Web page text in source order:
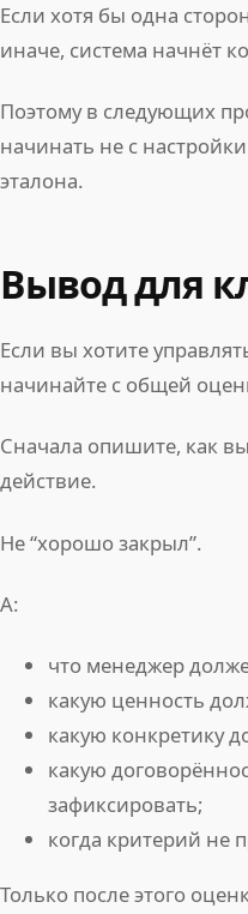
Если хотя бы одна
иначе, система начнёт
Поэтому в следующих
начинать не с
эталона.
Вывод для
Если вы хотите
начинайте с общей
Сначала опишите, как
действие.
Не “хорошо закрыл”.
А:
что менеджер
какую ценность
какую конкретику
какую
зафиксировать;
когда критерий не
Только после этого